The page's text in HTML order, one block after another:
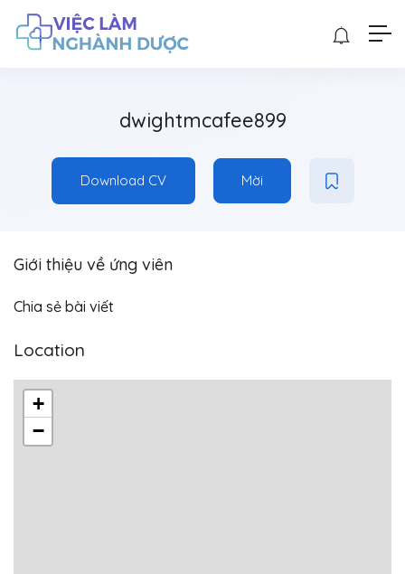
dwightmcafee899
Download CV Mời
Giới thiệu về ứng viên
Chia sẻ bài viết
Location
+
−